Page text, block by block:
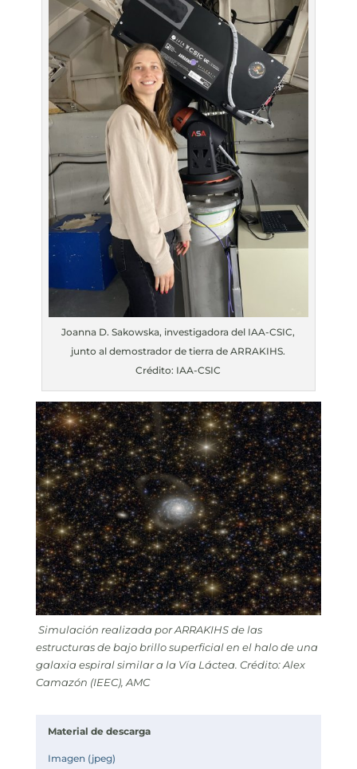
Joanna D. Sakowska, investigadora del IAA-CSIC,
junto al demostrador de tierra de ARRAKIHS.
Crédito: IAA-CSIC
Simulación realizada por ARRAKIHS de las
estructuras de bajo brillo superficial en el halo de una
galaxia espiral similar a la Vía Láctea. Crédito: Alex
Camazón (IEEC), AMC
Material de descarga
Imagen (jpeg)